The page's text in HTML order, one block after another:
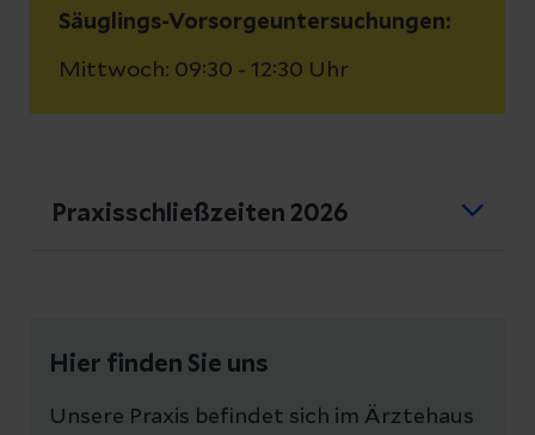
Säuglings-Vorsorgeuntersuchungen:
Mittwoch: 09:30 - 12:30 Uhr
Praxisschließzeiten 2026
27.07. – 14.08.2026
01.10. – 02.10.2026
Hier finden Sie uns
Unsere Praxis befindet sich im Ärztehaus